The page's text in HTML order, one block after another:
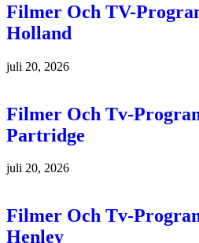
Filmer Och TV-
Holland
juli 20, 2026
Filmer Och Tv-
Partridge
juli 20, 2026
Filmer Och Tv-
Henley